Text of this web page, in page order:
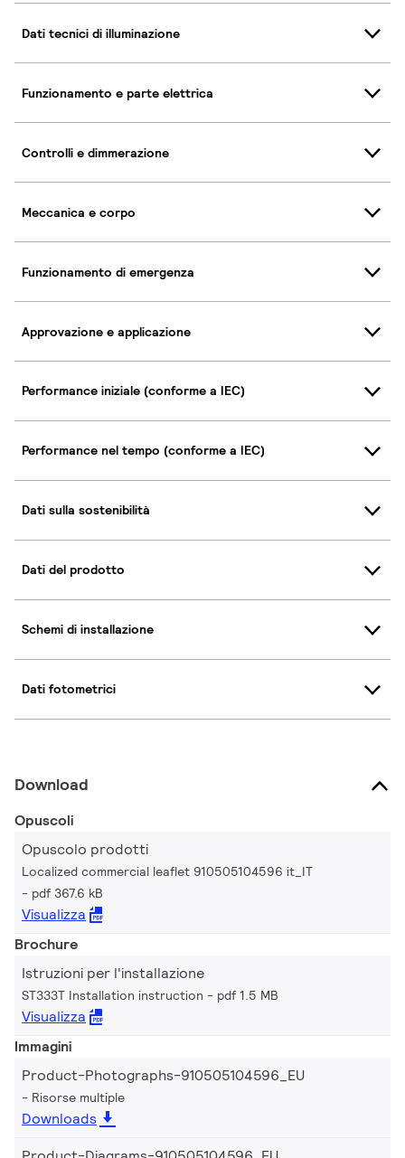
Dati tecnici di illuminazione
Funzionamento e parte elettrica
Controlli e dimmerazione
Meccanica e corpo
Funzionamento di emergenza
Approvazione e applicazione
Performance iniziale (conforme a IEC)
Performance nel tempo (conforme a IEC)
Dati sulla sostenibilità
Dati del prodotto
Schemi di installazione
Dati fotometrici
Download
Opuscoli
Opuscolo prodotti
Localized commercial leaflet 910505104596 it_IT
pdf 367.6 kB
Visualizza
Brochure
Istruzioni per l'installazione
ST333T Installation instruction pdf 1.5 MB
Visualizza
Immagini
Product-Photographs-910505104596_EU
Risorse multiple
Downloads